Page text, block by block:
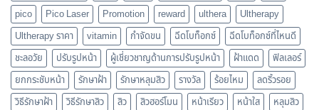
pico
Pico Laser Promotion reward ulthera
Ultherapy
Ultherapy ราคา
vitamin กำจัดขน ฉีดโบท็อกซ์
ฉีดโบท็อกซ์ที่ไหนดี
ชะลอวัย
ปรับรูปหน้า ผู้เชี่ยวชาญด้านการปรับรูปหน้า ฝ้าแดด
ฟิลเลอร์
ยกกระชับหน้า
รักษาฝ้า รักษาหลุมสิว รางวัล ร้อยไหม
ลดริ้วรอย
วิธีรักษาฝ้า
วิธีรักษาสิว สิว สิวฮอร์โมน หน้าเรียว หน้าใส
หลุมสิว